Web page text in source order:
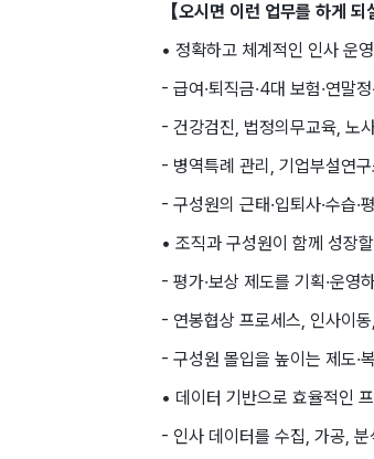
【오시면 이런 업무를 하게 되
• 정확하고 체계적인 인사 운
- 급여·퇴직금·4대 보험·연말
- 건강검진, 법정의무교육, 노
- 병역특례 관리, 기업부설연
- 구성원의 근태·입퇴사·수습·
• 조직과 구성원이 함께 성장
- 평가·보상 제도를 기획·운영
- 연봉협상 프로세스, 인사이
- 구성원 몰입을 높이는 제도·
• 데이터 기반으로 효율적인
- 인사 데이터를 수집, 가공,